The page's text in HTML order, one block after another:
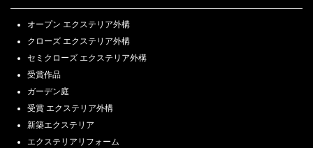
オープン エクステリア外構
クローズ エクステリア外構
セミクローズ エクステリア外構
受賞作品
ガーデン庭
受賞 エクステリア外構
新築エクステリア
エクステリアリフォーム